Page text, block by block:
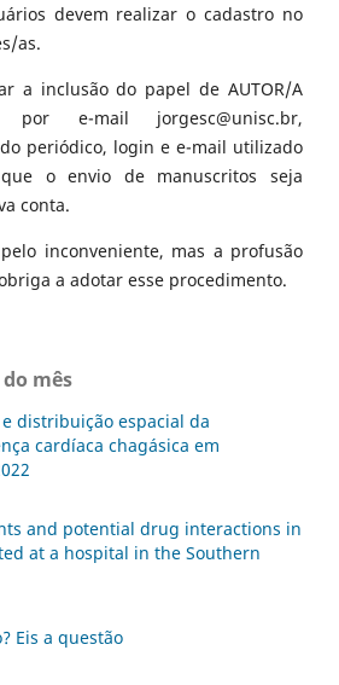
devem realizar o cadastro no
as.
a inclusão do papel de AUTOR/A
por e-mail jorgesc@unisc.br,
periódico, login e e-mail utilizado
o envio de manuscritos seja
conta.
inconveniente, mas a profusão
a adotar esse procedimento.
mês
distribuição espacial da
cardíaca chagásica em
and potential drug interactions in
at a hospital in the Southern
Eis a questão